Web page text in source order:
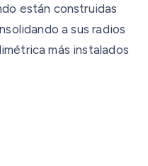
están construidas
a sus radios
más instalados